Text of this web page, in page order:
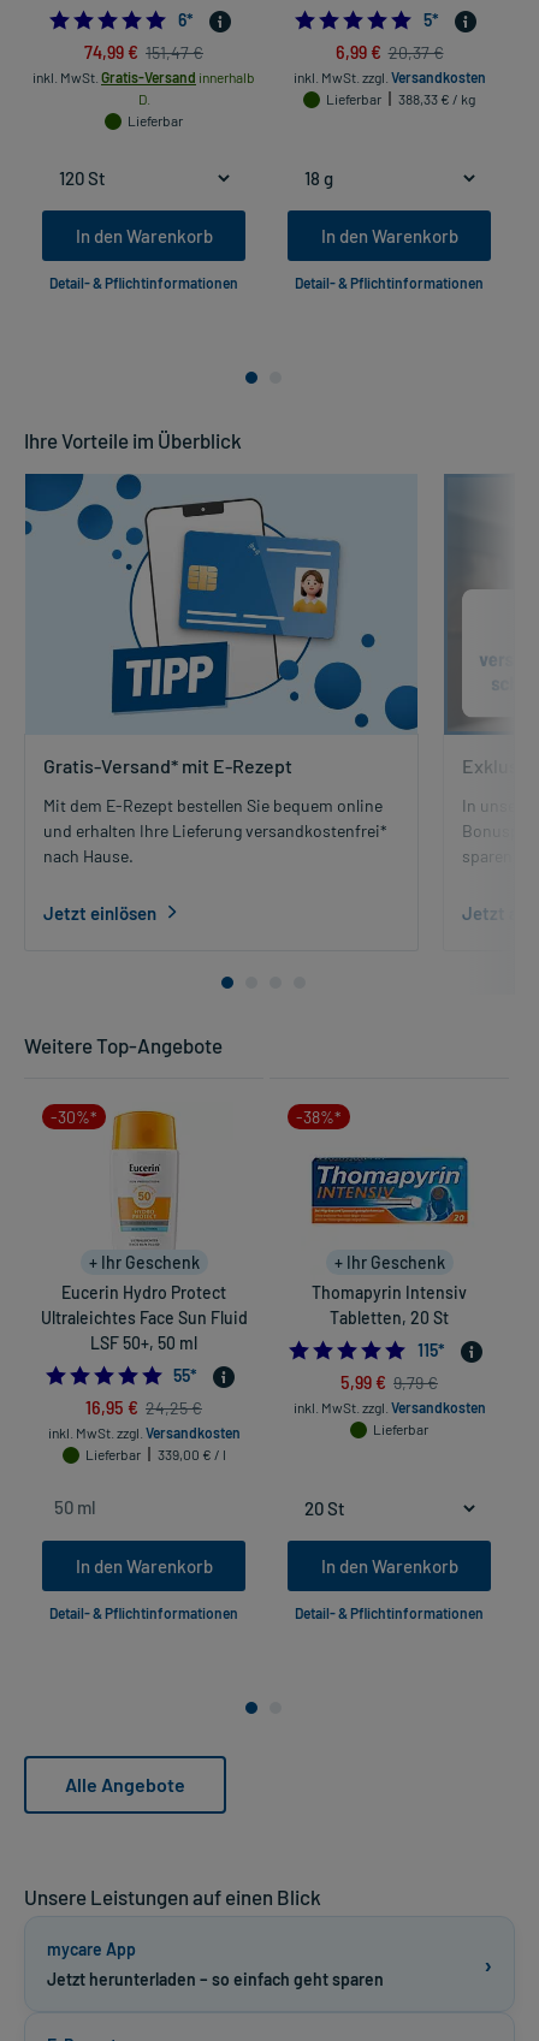
5.0
6*
74,99 € 151,47 €
inkl. MwSt. Gratis-Versand innerhalb
D.
Lieferbar
In den Warenkorb
Detail- & Pflichtinformationen
5.0
5*
6,99 € 20,37 €
inkl. MwSt. zzgl. Versandkosten
Lieferbar
388,33 € / kg
In den Warenkorb
Detail- & Pflichtinformationen
Ihre Vorteile im Überblick
Gratis-Versand* mit E-Rezept
Mit dem E-Rezept bestellen Sie bequem online
und erhalten Ihre Lieferung versandkostenfrei*
nach Hause.
Jetzt einlösen
In
sparen
Jetzt
Weitere Top-Angebote
-30%*
+ Ihr Geschenk
Eucerin Hydro Protect
Ultraleichtes Face Sun Fluid
LSF 50+, 50 ml
4.927272727272728
55*
16,95 € 24,25 €
inkl. MwSt. zzgl. Versandkosten
Lieferbar
339,00 € / l
In den Warenkorb
Detail- & Pflichtinformationen
-38%*
+ Ihr Geschenk
Thomapyrin Intensiv
Tabletten, 20 St
115*
5,99 € 9,79 €
inkl. MwSt. zzgl. Versandkosten
Lieferbar
In den Warenkorb
Detail- & Pflichtinformationen
Alle Angebote
Unsere Leistungen auf einen Blick
mycare App
Jetzt herunterladen – so einfach geht sparen
›